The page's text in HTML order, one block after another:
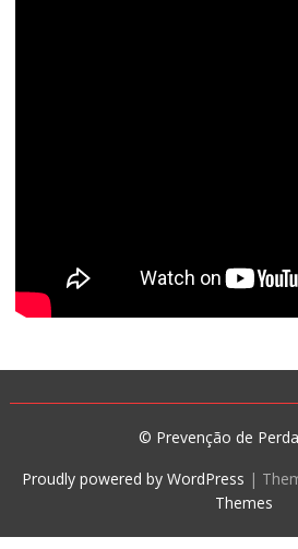
© Prevenção de
Proudly powered by WordPress |
Themes